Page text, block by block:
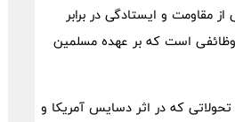
مقاومت و ایستادگی در برابر
وظائفی است که بر عهده مسلمین
تحولاتی که در اثر دسایس آمریکا و